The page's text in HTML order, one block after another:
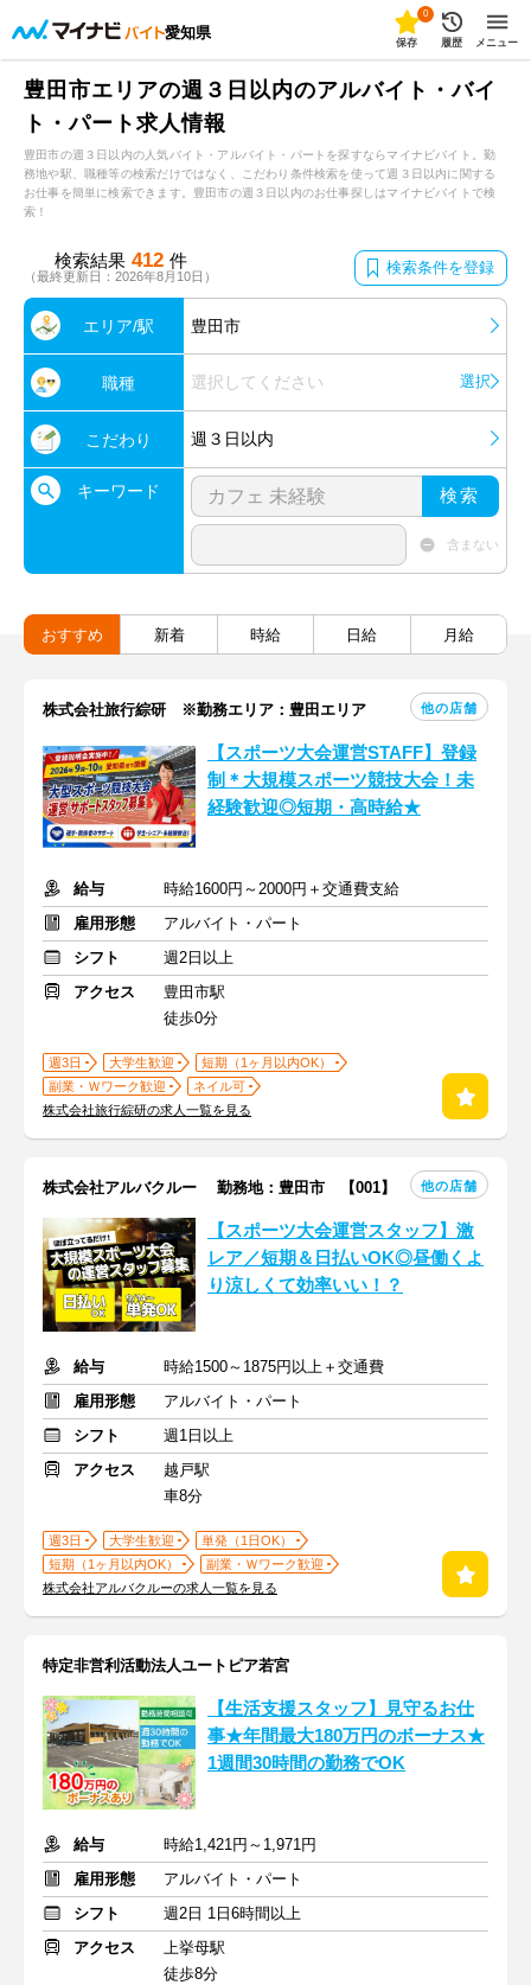
愛知県
0
保存 履歴 メニュー
豊田市エリアの週３日以内のアルバイト・バイ
ト・パート求人情報
豊田市の週３日以内の人気バイト・アルバイト・パートを探すならマイナビバイト。勤
務地や駅、職種等の検索だけではなく、こだわり条件検索を使って週３日以内に関する
お仕事を簡単に検索できます。豊田市の週３日以内のお仕事探しはマイナビバイトで検
索！
検索結果 412 件
（最終更新日：2026年8月10日） 検索条件を登録
エリア/駅 豊田市
職種 選択してください 選択
こだわり 週３日以内
キーワード 検索
含まない
おすすめ 新着 時給 日給 月給
株式会社旅行綜研 ※勤務エリア：豊田エリア 他の店舗
【スポーツ大会運営STAFF】登録
制＊大規模スポーツ競技大会！未
経験歓迎◎短期・高時給★
給与
時給1600円～2000円＋交通費支給
雇用形態
アルバイト・パート
シフト
週2日以上
アクセス
豊田市駅
徒歩0分
週3日 大学生歓迎
短期（1ヶ月以内OK）
副業・Ｗワーク歓迎
ネイル可
株式会社旅行綜研の求人一覧を見る
株式会社アルバクルー 勤務地：豊田市 【001】 他の店舗
【スポーツ大会運営スタッフ】激
レア／短期＆日払いOK◎昼働くよ
り涼しくて効率いい！？
給与
時給1500～1875円以上＋交通費
雇用形態
アルバイト・パート
シフト
週1日以上
アクセス
越戸駅
車8分
週3日 大学生歓迎
単発（1日OK）
短期（1ヶ月以内OK）
副業・Ｗワーク歓迎
株式会社アルバクルーの求人一覧を見る
特定非営利活動法人ユートピア若宮
【生活支援スタッフ】見守るお仕
事★年間最大180万円のボーナス★
1週間30時間の勤務でOK
給与
時給1,421円～1,971円
雇用形態
アルバイト・パート
シフト
週2日 1日6時間以上
アクセス
上挙母駅
徒歩8分